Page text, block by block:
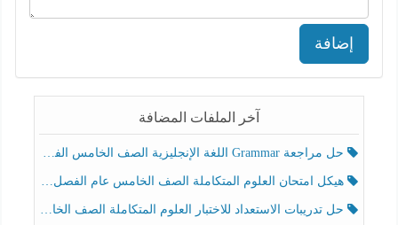
إضافة
آخر الملفات المضافة
حل مراجعة Grammar اللغة الإنجليزية الصف الخامس الفصل الثالث
هيكل امتحان العلوم المتكاملة الصف الخامس عام الفصل الدراسي الثالث 2025-2026
حل تدريبات الاستعداد للاختبار العلوم المتكاملة الصف الخامس عام الفصل الثالث